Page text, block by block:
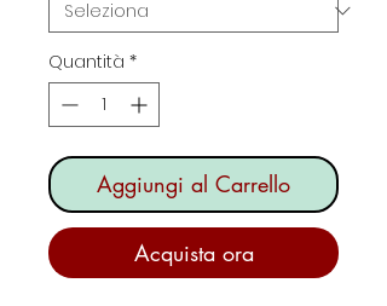
Quantità *
Aggiungi al Carrello
Acquista ora